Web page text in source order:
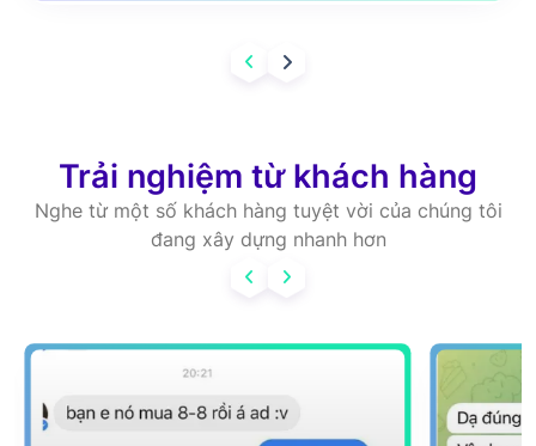
Trải nghiệm từ khách hàng
Nghe từ một số khách hàng tuyệt vời của chúng tôi
đang xây dựng nhanh hơn